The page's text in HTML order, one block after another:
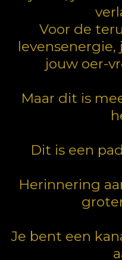
Voor de
jouw oer-
Maar dit is
Dit is een
Herinnering
Je bent een